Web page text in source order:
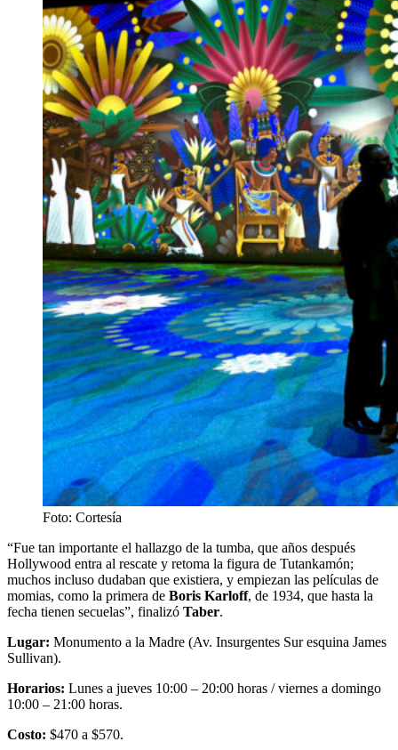
Foto: Cortesía
“Fue tan importante el hallazgo de la tumba, que años después
Hollywood entra al rescate y retoma la figura de Tutankamón;
muchos incluso dudaban que existiera, y empiezan las películas de
momias, como la primera de Boris Karloff, de 1934, que hasta la
fecha tienen secuelas”, finalizó Taber.
Lugar: Monumento a la Madre (Av. Insurgentes Sur esquina James
Sullivan).
Horarios: Lunes a jueves 10:00 – 20:00 horas / viernes a domingo
10:00 – 21:00 horas.
Costo: $470 a $570.